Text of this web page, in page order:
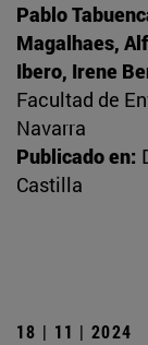
Pablo
Magalhaes,
Ibero, Irene
Facultad de
Navarra
Publicado en:
Castilla
18 | 11 | 2024